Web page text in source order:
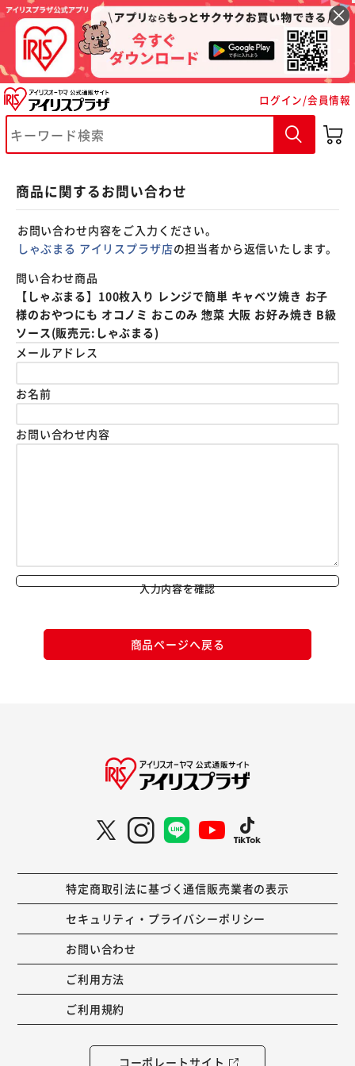
ログイン/会員情報
商品に関するお問い合わせ
お問い合わせ内容をご入力ください。
しゃぶまる アイリスプラザ店の担当者から返信いたします。
問い合わせ商品
【しゃぶまる】100枚入り レンジで簡単 キャベツ焼き お子
様のおやつにも オコノミ おこのみ 惣菜 大阪 お好み焼き B級
ソース(販売元:しゃぶまる)
メールアドレス
お名前
お問い合わせ内容
入力内容を確認
商品ページへ戻る
特定商取引法に基づく通信販売業者の表示
セキュリティ・プライバシーポリシー
お問い合わせ
ご利用方法
ご利用規約
コーポレートサイト
※ご確認ください